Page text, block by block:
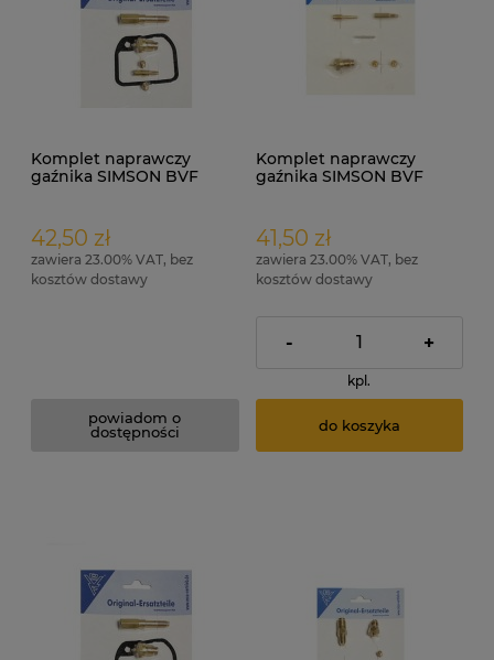
Komplet naprawczy
gaźnika SIMSON BVF
42,50 zł
zawiera 23.00% VAT, bez
kosztów dostawy
powiadom o
dostępności
Komplet naprawczy
gaźnika SIMSON BVF
41,50 zł
zawiera 23.00% VAT, bez
kosztów dostawy
- +
kpl.
do koszyka